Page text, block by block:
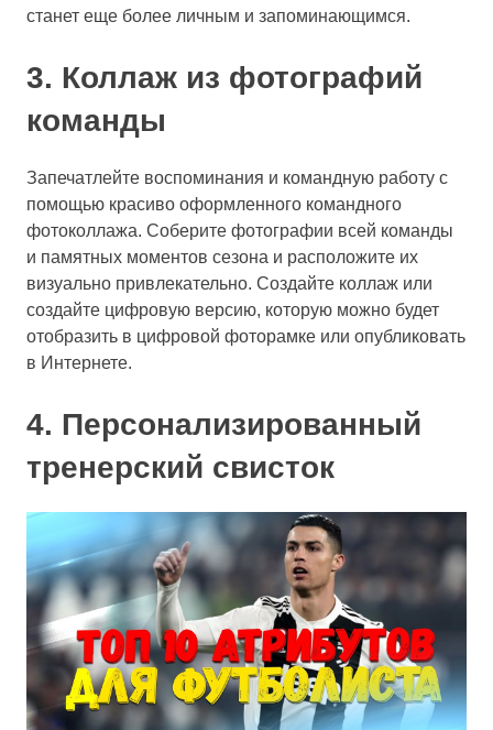
станет еще более личным и запоминающимся.
3. Коллаж из фотографий
команды
Запечатлейте воспоминания и командную работу с
помощью красиво оформленного командного
фотоколлажа. Соберите фотографии всей команды
и памятных моментов сезона и расположите их
визуально привлекательно. Создайте коллаж или
создайте цифровую версию, которую можно будет
отобразить в цифровой фоторамке или опубликовать
в Интернете.
4. Персонализированный
тренерский свисток